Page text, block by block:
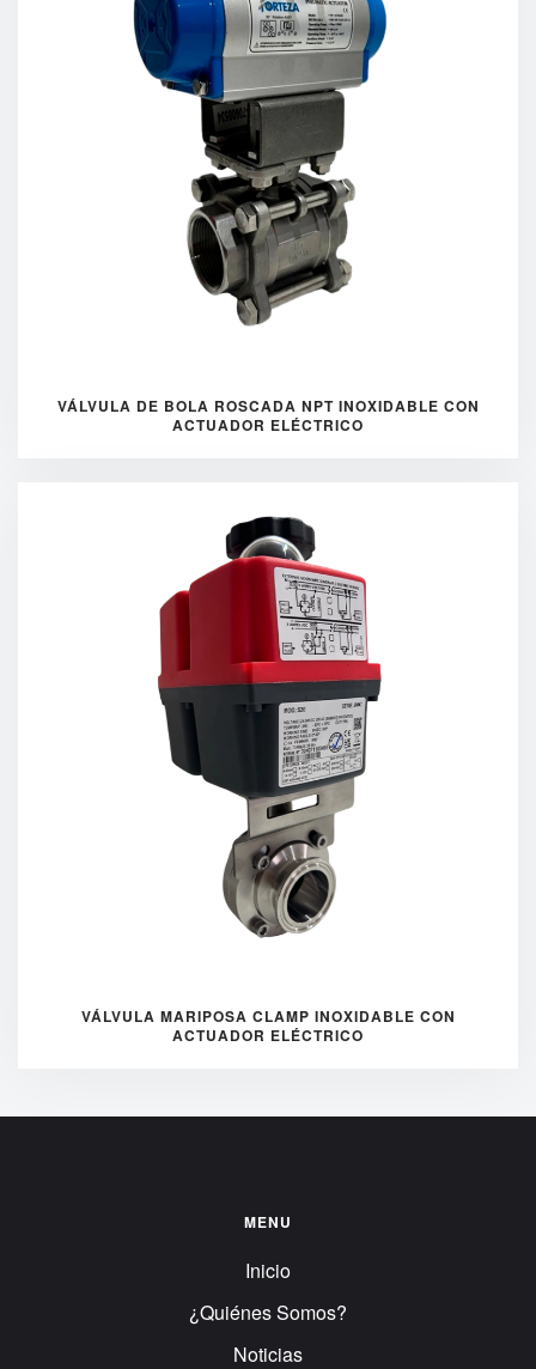
VÁLVULA DE BOLA ROSCADA NPT INOXIDABLE CON
ACTUADOR ELÉCTRICO
VÁLVULA MARIPOSA CLAMP INOXIDABLE CON
ACTUADOR ELÉCTRICO
MENU
Inicio
¿Quiénes Somos?
Noticias